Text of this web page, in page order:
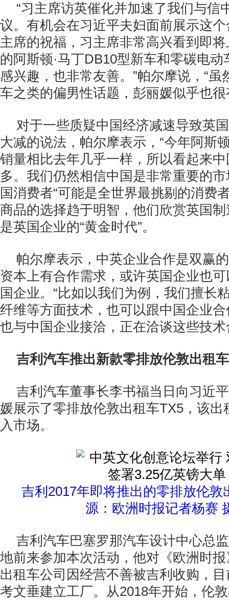
“习主席访英催化并加速了我们与信
议。有机会在习近平夫妇面前展示这
主席的祝福，习主席非常高兴看到即
的阿斯顿·马丁DB10型新车和零碳电
感兴趣，也非常友善。”帕尔摩说，“虽
车之类的偏男性话题，彭丽媛似乎也很
对于一些质疑中国经济减速导致英
大减的说法，帕尔摩表示，“今年阿斯
销量相比去年几乎一样，所以看起来
多。我们仍然相信中国是非常重要的
国消费者“可能是全世界最挑剔的消费
商品的选择趋于明智，他们欣赏英国
是英国企业的“黄金时代”。
帕尔摩表示，中英企业合作是双赢
资本上有合作需求，或许英国企业也
国企业。“比如以我们为例，我们擅长
纤维等方面技术，也可以跟中国企业
也与中国企业接洽，正在洽谈这些技
吉利汽车推出新款零排放伦敦出租车
吉利汽车董事长李书福当日向习近
媛展示了零排放伦敦出租车TX5，该出
入市场。
吉利2017年即将推出的零排放伦敦
源：欧洲时报记者杨赛
吉利汽车巴塞罗那汽车设计中心总
地前来参加本次活动，他对《欧洲时
出租车公司因经营不善被吉利收购，
考文垂建立工厂。从2018年开始，伦